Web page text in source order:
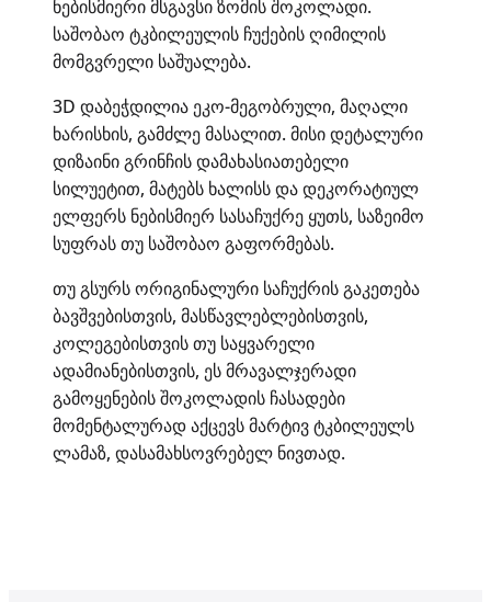
ნებისმიერი მსგავსი ზომის შოკოლადი.
საშობაო ტკბილეულის ჩუქების ღიმილის
მომგვრელი საშუალება.
3D დაბეჭდილია ეკო-მეგობრული, მაღალი
ხარისხის, გამძლე მასალით. მისი დეტალური
დიზაინი გრინჩის დამახასიათებელი
სილუეტით, მატებს ხალისს და დეკორატიულ
ელფერს ნებისმიერ სასაჩუქრე ყუთს, საზეიმო
სუფრას თუ საშობაო გაფორმებას.
თუ გსურს ორიგინალური საჩუქრის გაკეთება
ბავშვებისთვის, მასწავლებლებისთვის,
კოლეგებისთვის თუ საყვარელი
ადამიანებისთვის, ეს მრავალჯერადი
გამოყენების შოკოლადის ჩასადები
მომენტალურად აქცევს მარტივ ტკბილეულს
ლამაზ, დასამახსოვრებელ ნივთად.